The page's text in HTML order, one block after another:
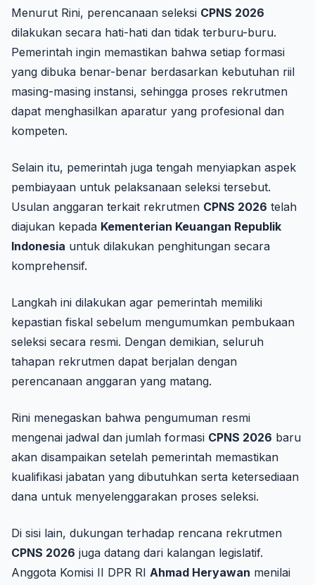
Menurut Rini, perencanaan seleksi CPNS 2026
dilakukan secara hati-hati dan tidak terburu-buru.
Pemerintah ingin memastikan bahwa setiap formasi
yang dibuka benar-benar berdasarkan kebutuhan riil
masing-masing instansi, sehingga proses rekrutmen
dapat menghasilkan aparatur yang profesional dan
kompeten.
Selain itu, pemerintah juga tengah menyiapkan aspek
pembiayaan untuk pelaksanaan seleksi tersebut.
Usulan anggaran terkait rekrutmen CPNS 2026 telah
diajukan kepada Kementerian Keuangan Republik
Indonesia untuk dilakukan penghitungan secara
komprehensif.
Langkah ini dilakukan agar pemerintah memiliki
kepastian fiskal sebelum mengumumkan pembukaan
seleksi secara resmi. Dengan demikian, seluruh
tahapan rekrutmen dapat berjalan dengan
perencanaan anggaran yang matang.
Rini menegaskan bahwa pengumuman resmi
mengenai jadwal dan jumlah formasi CPNS 2026 baru
akan disampaikan setelah pemerintah memastikan
kualifikasi jabatan yang dibutuhkan serta ketersediaan
dana untuk menyelenggarakan proses seleksi.
Di sisi lain, dukungan terhadap rencana rekrutmen
CPNS 2026 juga datang dari kalangan legislatif.
Anggota Komisi II DPR RI Ahmad Heryawan menilai